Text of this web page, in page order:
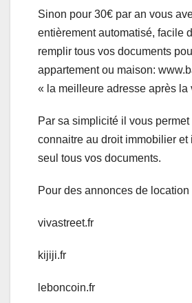
Sinon pour 30€ par an vous
entièrement automatisé, facile
remplir tous vos documents
appartement ou maison:
« la meilleure adresse après la
Par sa simplicité il vous permet
connaitre au droit immobilier et
seul tous vos documents.
Pour des annonces de location
vivastreet.fr
kijiji.fr
leboncoin.fr